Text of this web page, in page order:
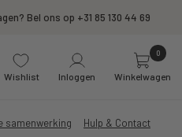
Bel ons op +31 85 130 44 69
Wishlist Inloggen Winkelwagen
0
samenwerking Hulp & Contact